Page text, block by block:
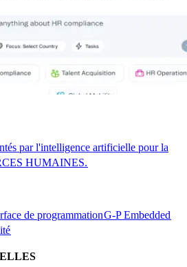
par l'intelligence artificielle pour la
HUMAINES.​​
de programmation​​G-P Embedded​​